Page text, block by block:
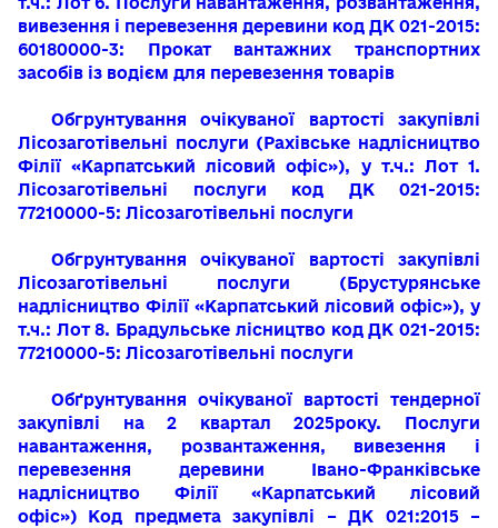
вивезення і перевезення деревини код ДК 021-2015:
60180000-3: Прокат вантажних транспортних
засобів із водієм для перевезення товарів
Обгрунтування очікуваної вартості закупівлі
Лісозаготівельні послуги (Рахівське надлісництво
Філії «Карпатський лісовий офіс»), у т.ч.: Лот 1.
Лісозаготівельні послуги код ДК 021-2015:
77210000-5: Лісозаготівельні послуги
Обгрунтування очікуваної вартості закупівлі
Лісозаготівельні послуги (Брустурянське
надлісництво Філії «Карпатський лісовий офіс»), у
т.ч.: Лот 8. Брадульське лісництво код ДК 021-2015:
77210000-5: Лісозаготівельні послуги
Обґрунтування очікуваної вартості тендерної
закупівлі на 2 квартал 2025року. Послуги
навантаження, розвантаження, вивезення і
перевезення деревини Івано-Франківське
надлісництво Філії «Карпатський лісовий
офіс») Код предмета закупівлі – ДК 021:2015 –